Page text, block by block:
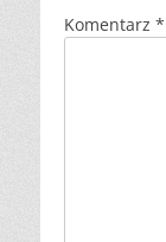
Komentarz *